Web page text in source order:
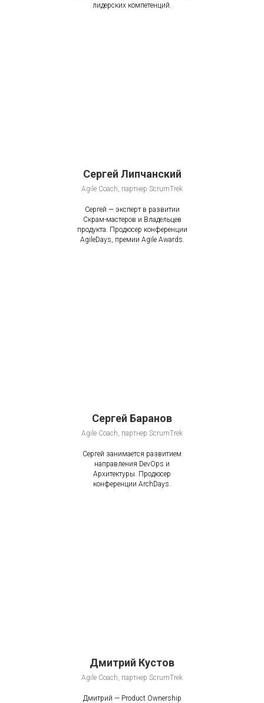
лидерских компетенций.
Сергей Липчанский
Agile Coach, партнер ScrumTrek
Сергей — эксперт в развитии
Скрам-мастеров и Владельцев
продукта. Продюсер конференции
AgileDays, премии Agile Awards.
Сергей Баранов
Agile Coach, партнер ScrumTrek
Сергей занимается развитием
направления DevOps и
Архитектуры. Продюсер
конференции ArchDays.
Дмитрий Кустов
Agile Coach, партнер ScrumTrek
Дмитрий — Product Ownership